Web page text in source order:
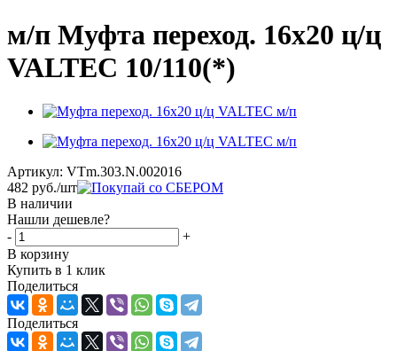
м/п Муфта переход. 16х20 ц/ц
VALTEC 10/110(*)
Артикул: VTm.303.N.002016
482 руб./шт
В наличии
Нашли дешевле?
-
+
В корзину
Купить в 1 клик
Поделиться
Поделиться